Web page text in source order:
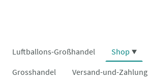
Luftballons-Großhandel Shop
Grosshandel
Versand-und-Zahlung